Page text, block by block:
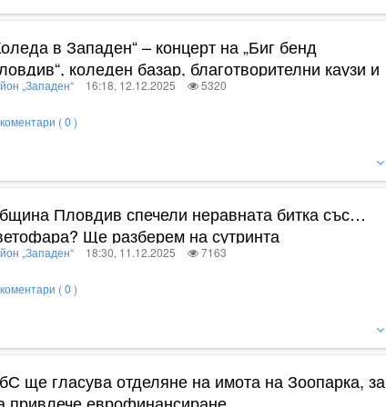
в Западен“ – концерт на „Биг бенд
коледен базар, благотворителни каузи и
работилници
„Западен“ 16:18, 12.12.2025 5320
коментари ( 0 )
Пловдив спечели неравната битка със…
Ще разберем на сутринта
„Западен“ 18:30, 11.12.2025 7163
коментари ( 0 )
ще гласува отделяне на имота на Зоопарка, за